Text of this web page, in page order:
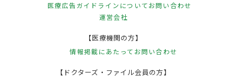
医療広告ガイドラインについてお問い合わせ
運営会社
【医療機関の方】
情報掲載にあたって お問い合わせ
【ドクターズ・ファイル会員の方】